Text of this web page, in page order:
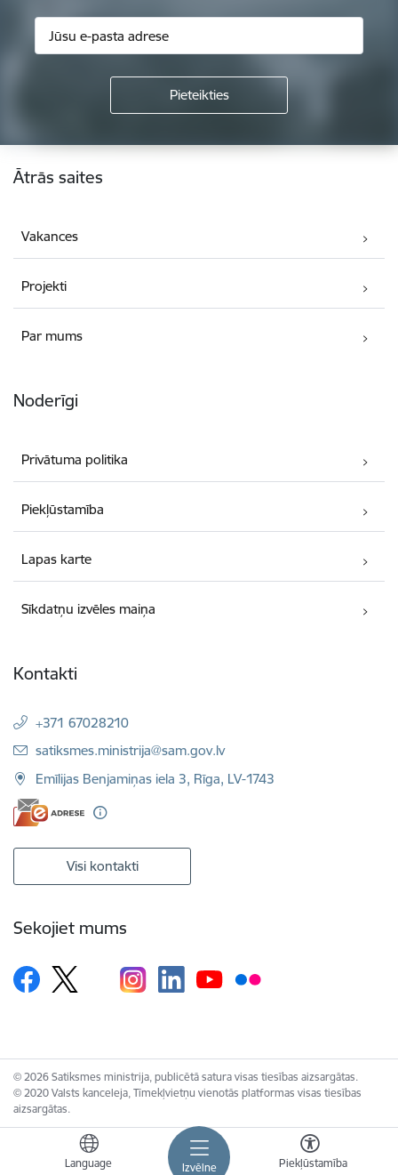
Izvēlne
Language Piekļūstamība
Kājene
Ātrās saites
Vakances
Projekti
Par mums
Noderīgi
Privātuma politika
Piekļūstamība
Lapas karte
Sīkdatņu izvēles maiņa
Kontakti
+371 67028210
E-pasts:
satiksmes.ministrija@sam.gov.lv
Emīlijas Benjamiņas iela 3, Rīga, LV-1743
Visi kontakti
Sekojiet mums
© 2026 Satiksmes ministrija, publicētā satura visas tiesības aizsargātas.
© 2020 Valsts kanceleja, Tīmekļvietņu vienotās platformas visas tiesības
aizsargātas.